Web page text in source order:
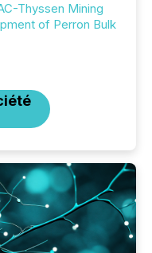
Thyssen Mining
of Perron Bulk